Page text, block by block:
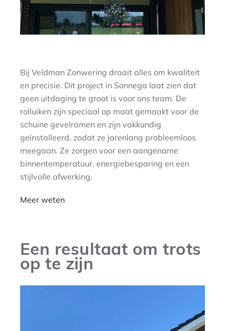
Bij Veldman Zonwering draait alles om kwaliteit
en precisie. Dit project in Sonnega laat zien dat
geen uitdaging te groot is voor ons team. De
rolluiken zijn speciaal op maat gemaakt voor de
schuine gevelramen en zijn vakkundig
geïnstalleerd, zodat ze jarenlang probleemloos
meegaan. Ze zorgen voor een aangename
binnentemperatuur, energiebesparing en een
stijlvolle afwerking.
Meer weten
Een resultaat om trots
op te zijn